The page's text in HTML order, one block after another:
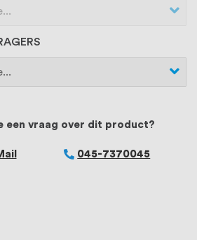
een vraag over dit product?
045-7370045